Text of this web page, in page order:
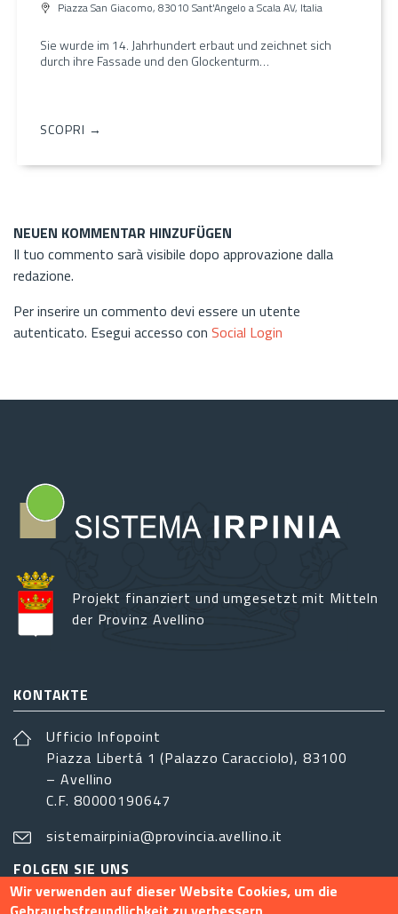
Piazza San Giacomo, 83010 Sant'Angelo a Scala AV, Italia
Sie wurde im 14. Jahrhundert erbaut und zeichnet sich
durch ihre Fassade und den Glockenturm…
SCOPRI →
NEUEN KOMMENTAR HINZUFÜGEN
Il tuo commento sarà visibile dopo approvazione dalla
redazione.
Per inserire un commento devi essere un utente
autenticato. Esegui accesso con Social Login
Projekt finanziert und umgesetzt mit Mitteln
der Provinz Avellino
KONTAKTE
Ufficio Infopoint
Piazza Libertá 1 (Palazzo Caracciolo), 83100
– Avellino
C.F. 80000190647
sistemairpinia@provincia.avellino.it
FOLGEN SIE UNS
Wir verwenden auf dieser Website Cookies, um die